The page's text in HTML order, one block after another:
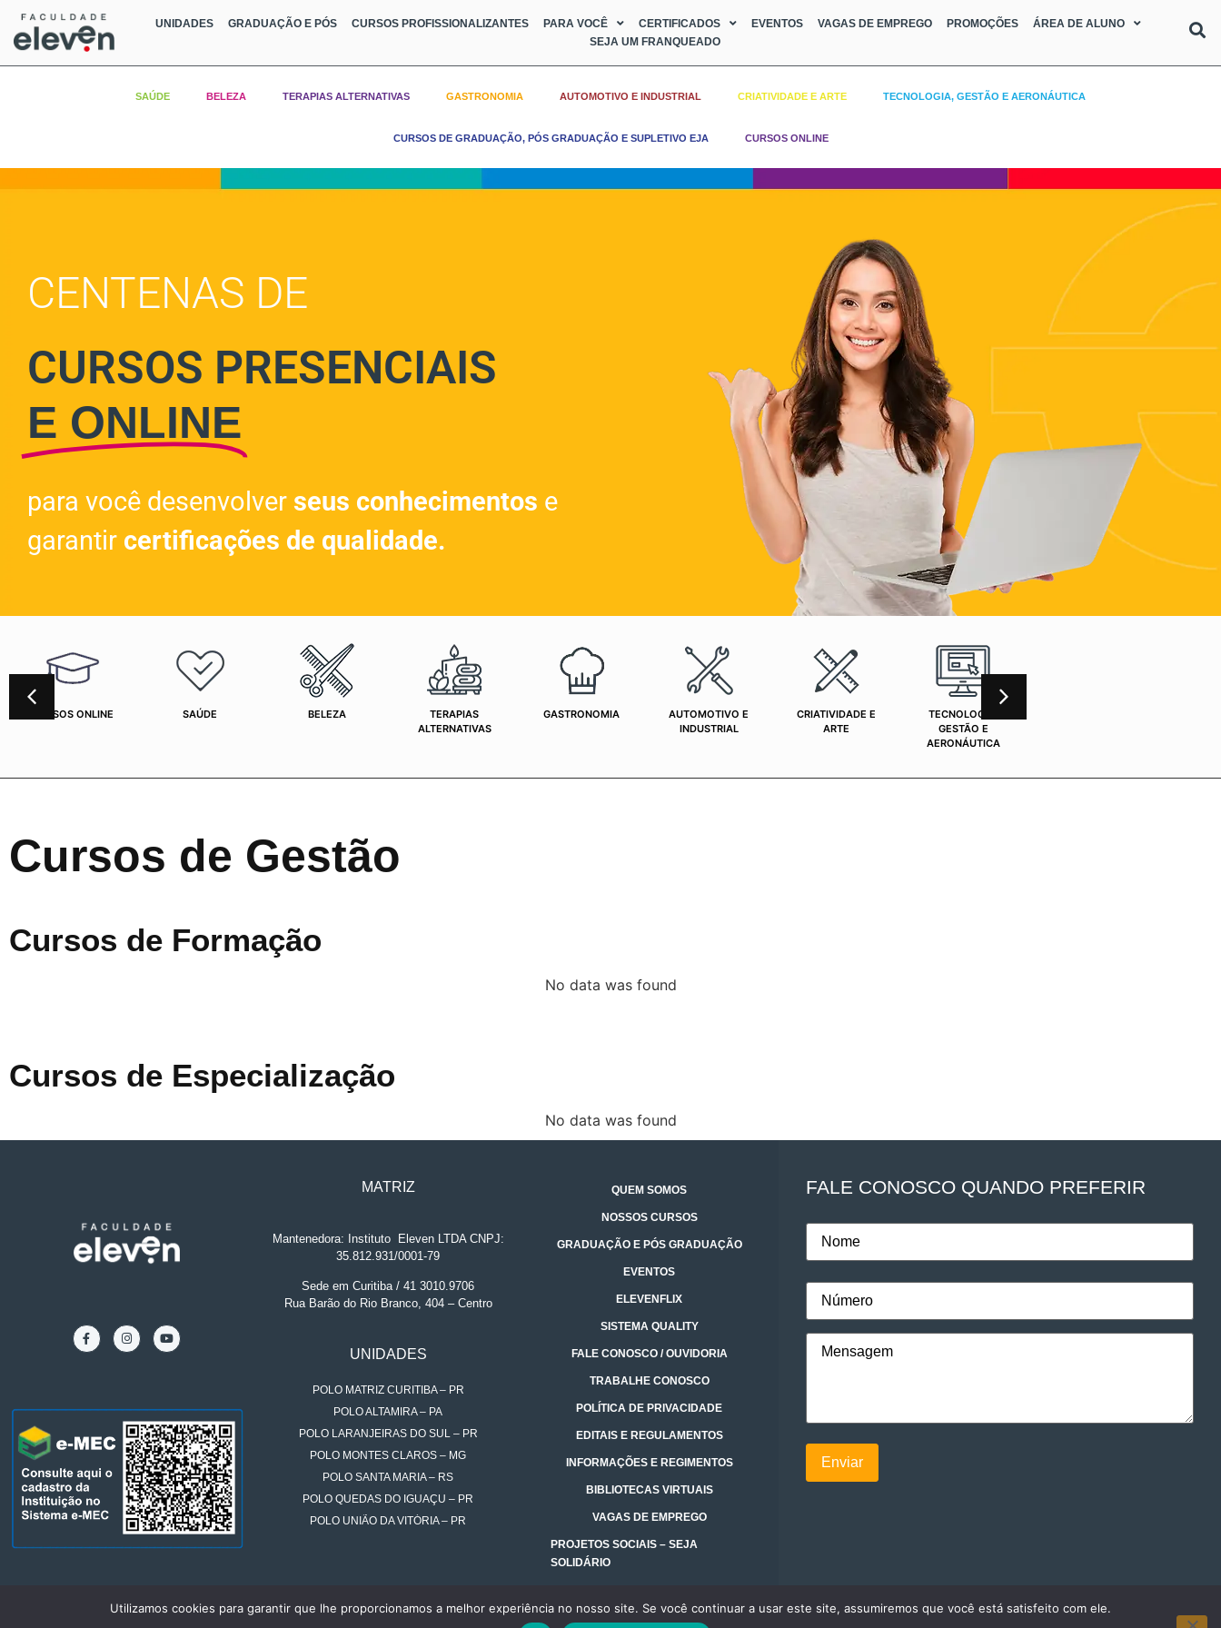
UNIDADES GRADUAÇÃO E PÓS CURSOS PROFISSIONALIZANTES PARA VOCÊ CERTIFICADOS EVENTOS VAGAS DE EMPREGO PROMOÇÕES
ÁREA DE ALUNO
SEJA UM FRANQUEADO
SAÚDE BELEZA TERAPIAS ALTERNATIVAS GASTRONOMIA AUTOMOTIVO E INDUSTRIAL CRIATIVIDADE E ARTE TECNOLOGIA, GESTÃO E AERONÁUTICA
CURSOS DE GRADUAÇÃO, PÓS GRADUAÇÃO E SUPLETIVO EJA CURSOS ONLINE
CENTENAS DE
CURSOS PRESENCIAIS
E ONLINE
para você desenvolver seus conhecimentos e
garantir certificações de qualidade.
CURSOS ONLINE SAÚDE BELEZA
TERAPIAS
ALTERNATIVAS
GASTRONOMIA
AUTOMOTIVO E
INDUSTRIAL
CRIATIVIDADE E
ARTE
TECNOLOGIA,
GESTÃO E
AERONÁUTICA
Cursos de Gestão
Cursos de Formação
No data was found
Cursos de Especialização
No data was found
MATRIZ
Mantenedora: Instituto.
Eleven LTDA CNPJ:
35.812.931/0001-79
Sede em Curitiba / 41 3010.9706
Rua Barão do Rio Branco, 404 – Centro
UNIDADES
POLO MATRIZ CURITIBA – PR
POLO ALTAMIRA – PA
POLO LARANJEIRAS DO SUL – PR
POLO MONTES CLAROS – MG
POLO SANTA MARIA – RS
POLO QUEDAS DO IGUAÇU – PR
POLO UNIÃO DA VITÓRIA – PR
QUEM SOMOS
NOSSOS CURSOS
GRADUAÇÃO E PÓS GRADUAÇÃO
EVENTOS
ELEVENFLIX
SISTEMA QUALITY
FALE CONOSCO / OUVIDORIA
TRABALHE CONOSCO
POLÍTICA DE PRIVACIDADE
EDITAIS E REGULAMENTOS
INFORMAÇÕES E REGIMENTOS
BIBLIOTECAS VIRTUAIS
VAGAS DE EMPREGO
PROJETOS SOCIAIS – SEJA
SOLIDÁRIO
FALE CONOSCO QUANDO PREFERIR
Utilizamos cookies para garantir que lhe proporcionamos a melhor experiência no nosso site. Se você continuar a usar este site, assumiremos que você está satisfeito com ele.